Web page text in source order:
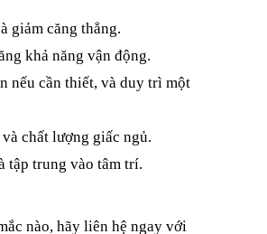
giảm căng thẳng.
khả năng vận động.
nếu cần thiết, và duy trì một
chất lượng giấc ngủ.
tập trung vào tâm trí.
nào, hãy liên hệ ngay với